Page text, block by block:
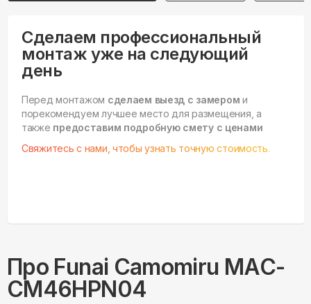
Сделаем профессиональный
монтаж уже на следующий
день
Перед монтажом сделаем выезд с замером и
порекомендуем лучшее место для размещения, а
также предоставим подробную смету с ценами
Свяжитесь с нами, чтобы узнать точную стоимость.
Про Funai Camomiru MAC-
CM46HPN04